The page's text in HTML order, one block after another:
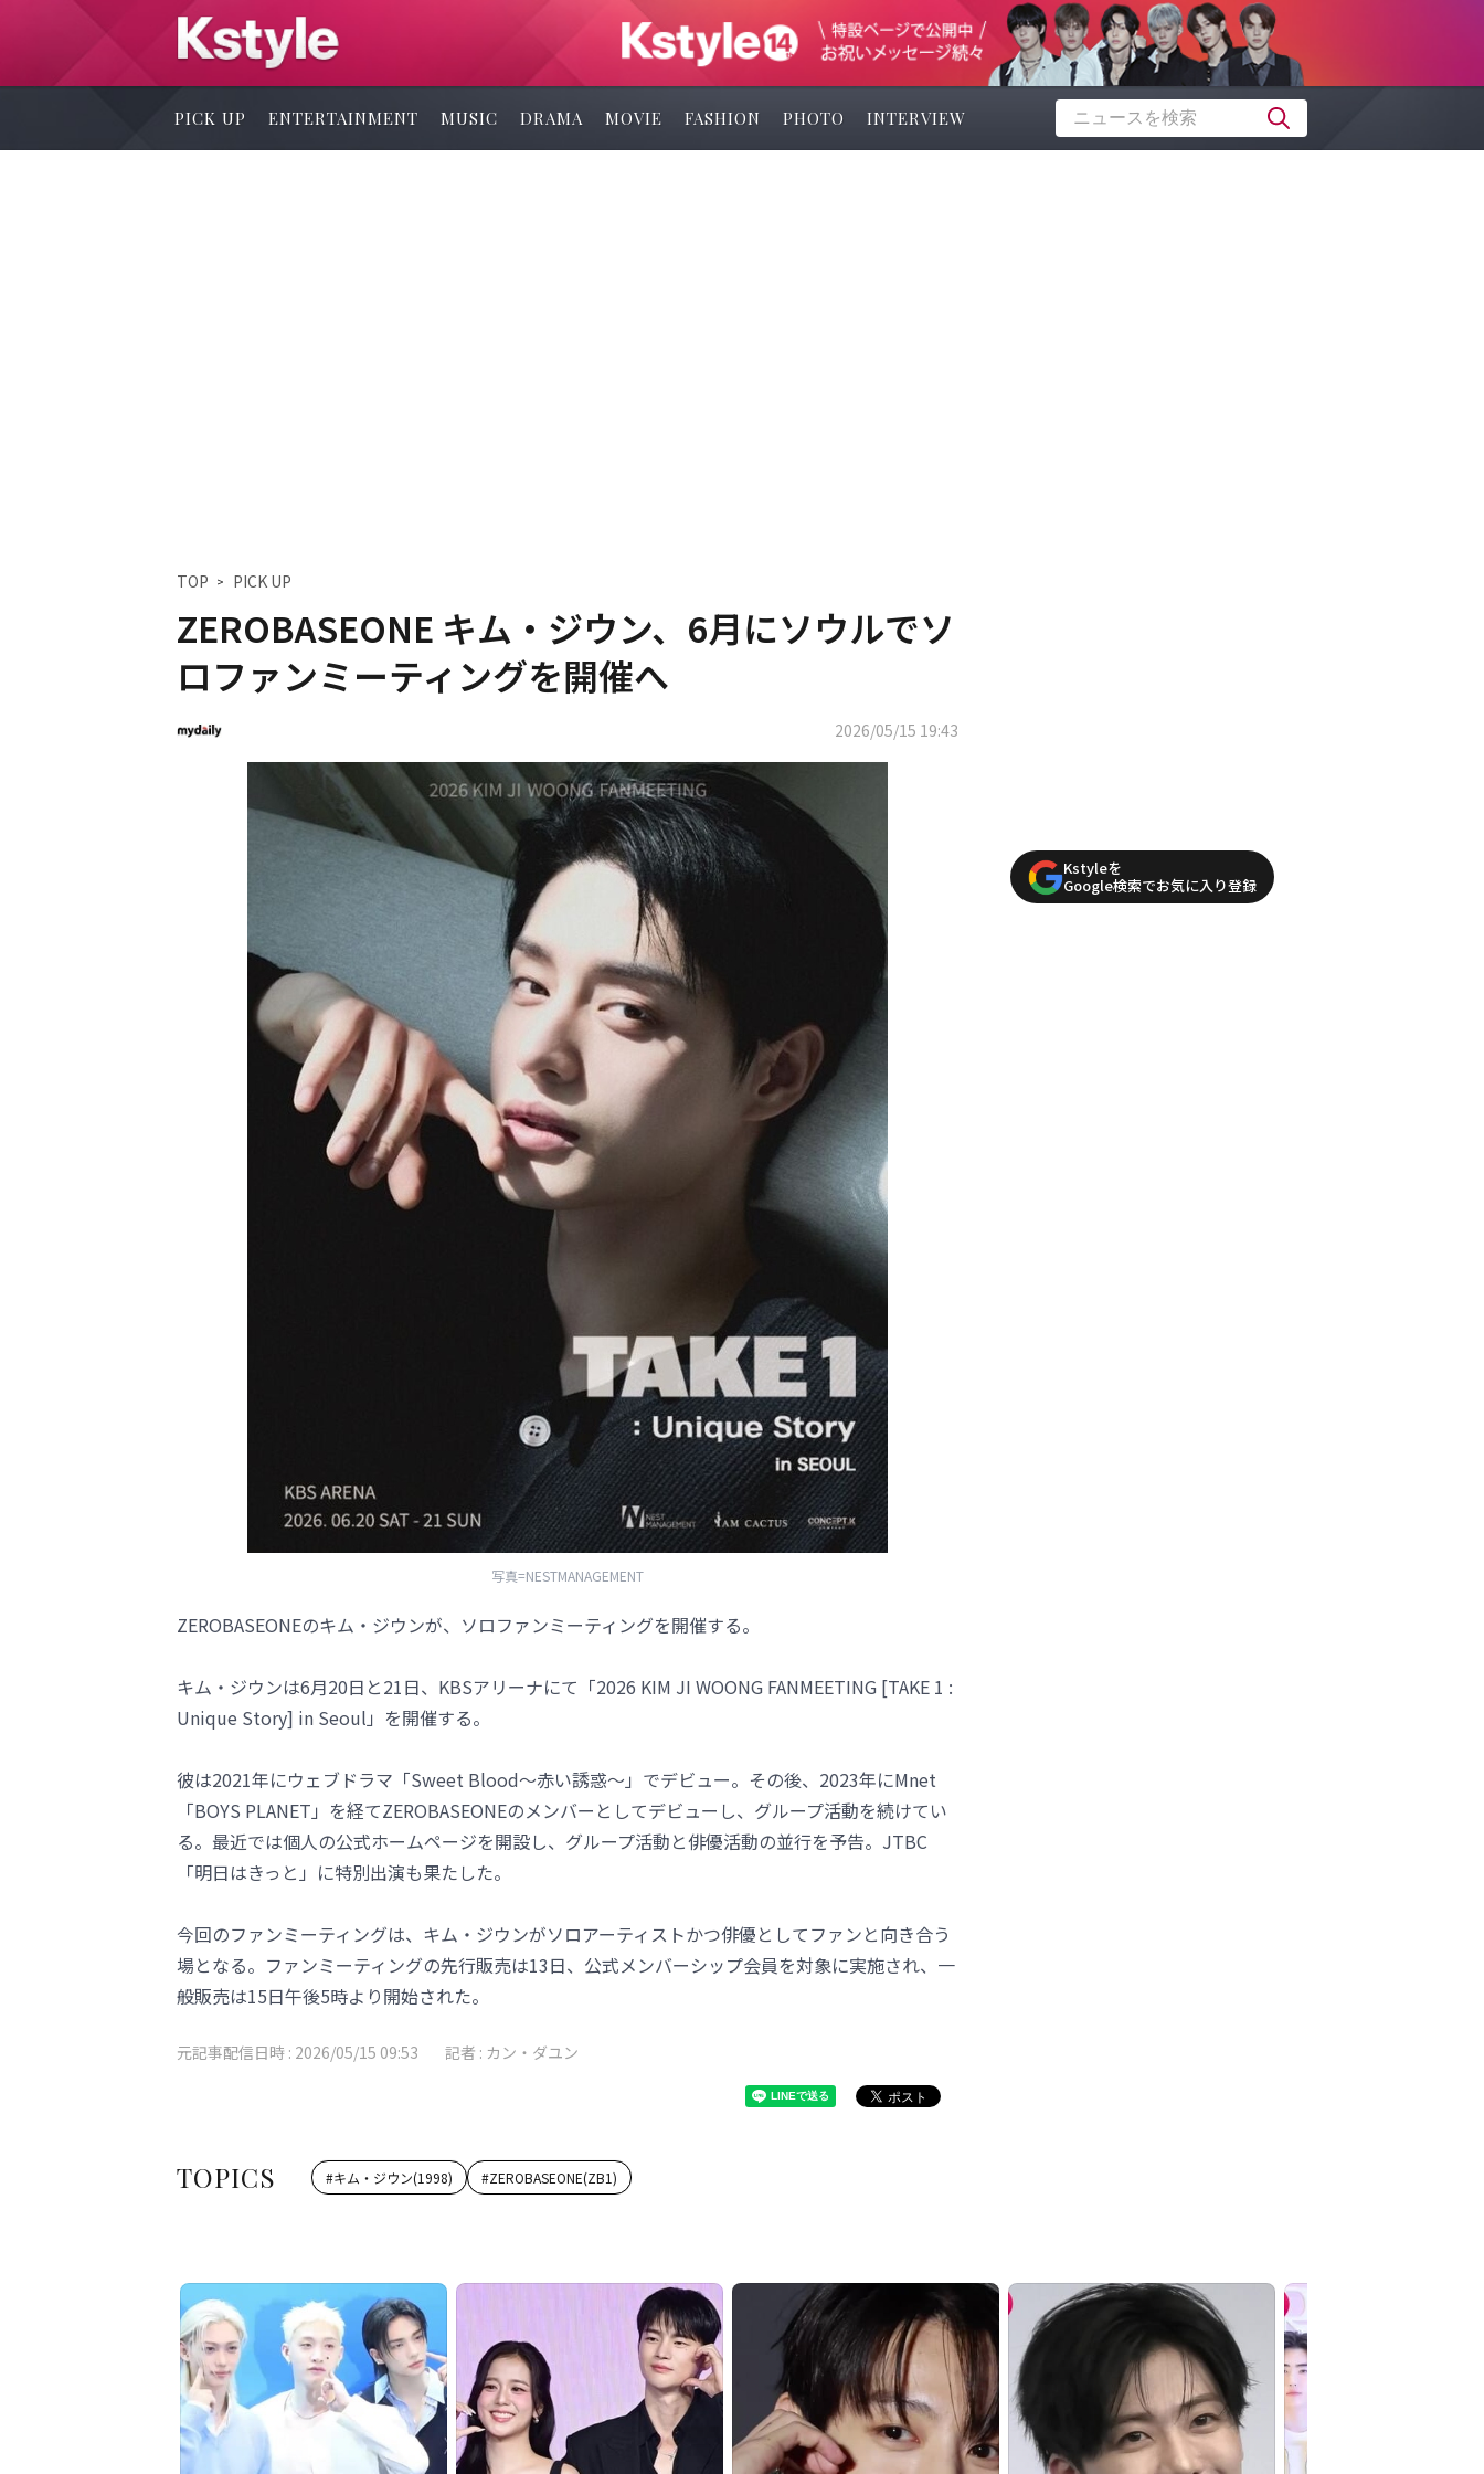
PICK UP ENTERTAINMENT MUSIC DRAMA MOVIE FASHION PHOTO INTERVIEW
TOP PICK UP
ZEROBASEONE キム・ジウン、6月にソウルでソ
ロファンミーティングを開催へ
2026/05/15 19:43
写真=NESTMANAGEMENT
ZEROBASEONEのキム・ジウンが、ソロファンミーティングを開催する。
キム・ジウンは6月20日と21日、KBSアリーナにて「2026 KIM JI WOONG FANMEETING [TAKE 1 :
Unique Story] in Seoul」を開催する。
彼は2021年にウェブドラマ「Sweet Blood～赤い誘惑～」でデビュー。その後、2023年にMnet
「BOYS PLANET」を経てZEROBASEONEのメンバーとしてデビューし、グループ活動を続けてい
る。最近では個人の公式ホームページを開設し、グループ活動と俳優活動の並行を予告。JTBC
「明日はきっと」に特別出演も果たした。
今回のファンミーティングは、キム・ジウンがソロアーティストかつ俳優としてファンと向き合う
場となる。ファンミーティングの先行販売は13日、公式メンバーシップ会員を対象に実施され、一
般販売は15日午後5時より開始された。
元記事配信日時 : 2026/05/15 09:53 記者 : カン・ダユン
TOPICS #キム・ジウン(1998) #ZEROBASEONE(ZB1)
Kstyleを
Google検索でお気に入り登録